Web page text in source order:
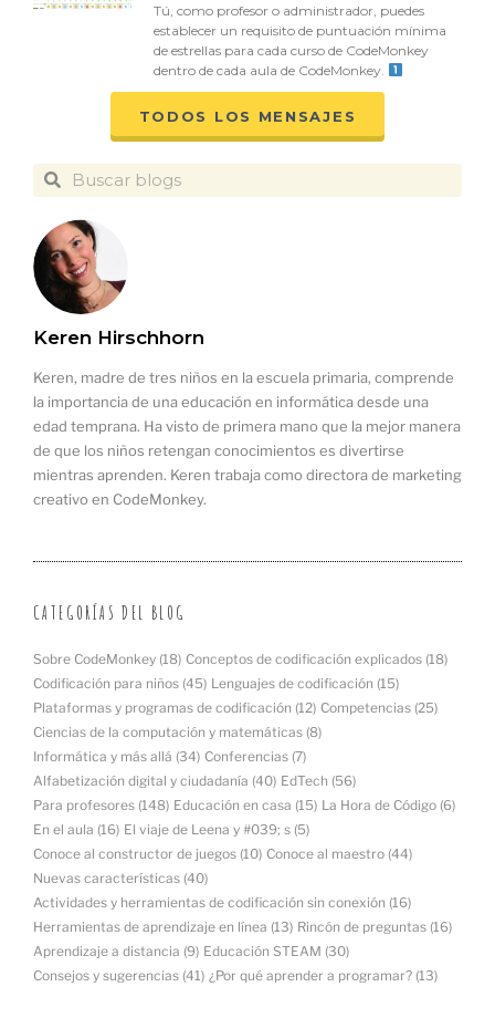
TODOS LOS MENSAJES
Keren Hirschhorn
Keren, madre de tres niños en la escuela primaria, comprende
la importancia de una educación en informática desde una
edad temprana. Ha visto de primera mano que la mejor manera
de que los niños retengan conocimientos es divertirse
mientras aprenden. Keren trabaja como directora de marketing
creativo en CodeMonkey.
CATEGORÍAS DEL BLOG
Sobre CodeMonkey (18) Conceptos de codificación explicados (18)
Codificación para niños (45) Lenguajes de codificación (15)
Plataformas y programas de codificación (12) Competencias (25)
Ciencias de la computación y matemáticas (8)
Informática y más allá (34) Conferencias (7)
Alfabetización digital y ciudadanía (40) EdTech (56)
Para profesores (148) Educación en casa (15) La Hora de Código (6)
En el aula (16) El viaje de Leena y #039; s (5)
Conoce al constructor de juegos (10) Conoce al maestro (44)
Nuevas características (40)
Actividades y herramientas de codificación sin conexión (16)
Herramientas de aprendizaje en línea (13) Rincón de preguntas (16)
Aprendizaje a distancia (9) Educación STEAM (30)
Consejos y sugerencias (41) ¿Por qué aprender a programar? (13)
Tú, como profesor o administrador, puedes
establecer un requisito de puntuación mínima
de estrellas para cada curso de CodeMonkey
dentro de cada aula de CodeMonkey.